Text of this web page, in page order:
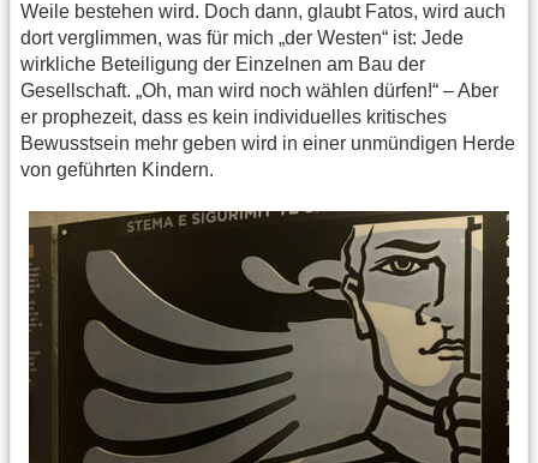
Weile bestehen wird. Doch dann, glaubt Fatos, wird auch
dort verglimmen, was für mich „der Westen“ ist: Jede
wirkliche Beteiligung der Einzelnen am Bau der
Gesellschaft. „Oh, man wird noch wählen dürfen!“ – Aber
er prophezeit, dass es kein individuelles kritisches
Bewusstsein mehr geben wird in einer unmündigen Herde
von geführten Kindern.